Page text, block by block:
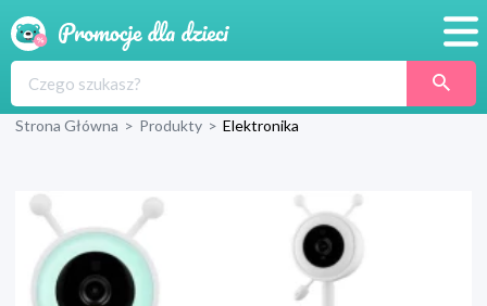
Produkty
Strona Główna > Produkty > Elektronika